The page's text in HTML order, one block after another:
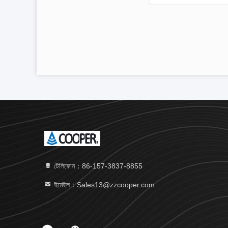
টেলিফোন：86-157-3837-8855
ইমেইল：Sales13@zzcooper.com